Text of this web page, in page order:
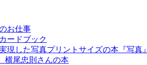
お仕事
ードブック
現した写真プリントサイズの本『写真』
横尾忠則さんの本